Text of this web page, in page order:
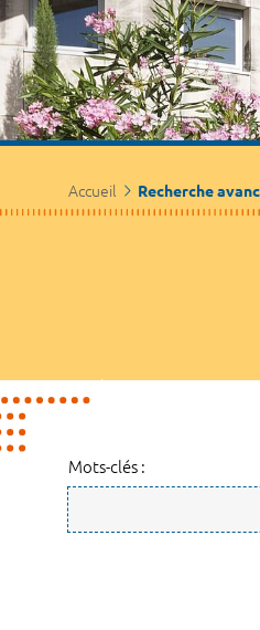
Accueil Recherche
Mots-clés :